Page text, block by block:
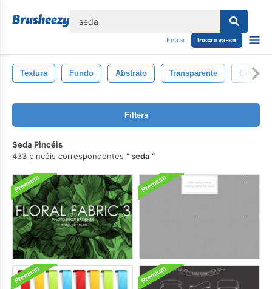
Entrar Inscreva-se
Textura Fundo Abstrato Transparente Cinzento
Filters
Seda Pincéis
433 pincéis correspondentes
seda